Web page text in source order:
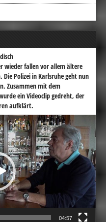
wieder fallen vor allem ältere
Polizei in Karlsruhe geht nun
Zusammen mit dem
ein Videoclip gedreht, der
aufklärt.
04:57